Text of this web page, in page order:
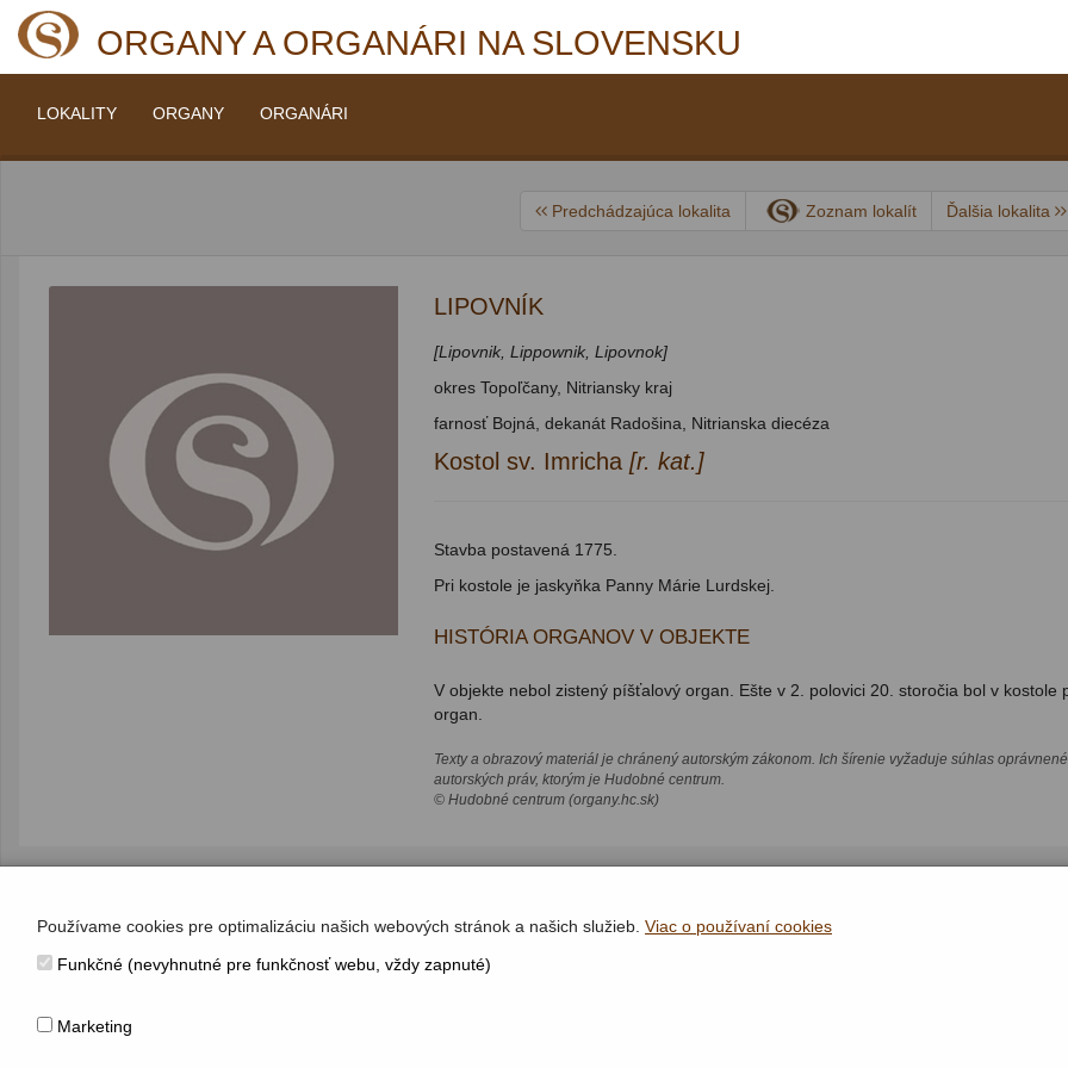
ORGANY A ORGANÁRI NA SLOVENSKU
LOKALITY ORGANY ORGANÁRI
Predchádzajúca lokalita Zoznam lokalít Ďalšia lokalita
LIPOVNÍK
[Lipovnik, Lippownik, Lipovnok]
okres Topoľčany, Nitriansky kraj
farnosť Bojná, dekanát Radošina, Nitrianska diecéza
Kostol sv. Imricha [r. kat.]
Stavba postavená 1775.
Pri kostole je jaskyňka Panny Márie Lurdskej.
HISTÓRIA ORGANOV V OBJEKTE
V objekte nebol zistený píšťalový organ. Ešte v 2. polovici 20. storočia bol v kostole
organ.
Texty a obrazový materiál je chránený autorským zákonom. Ich šírenie vyžaduje súhlas
autorských práv, ktorým je Hudobné centrum.
© Hudobné centrum (organy.hc.sk)
KONTAKT
Hudobné centrum
+421 (2) 2047 0111, info@hc.sk
Rýchla navigácia
Používame cookies pre optimalizáciu našich webových stránok a našich služieb. Viac o používaní cookies
Funkčné (nevyhnutné pre funkčnosť webu, vždy zapnuté)
Marketing